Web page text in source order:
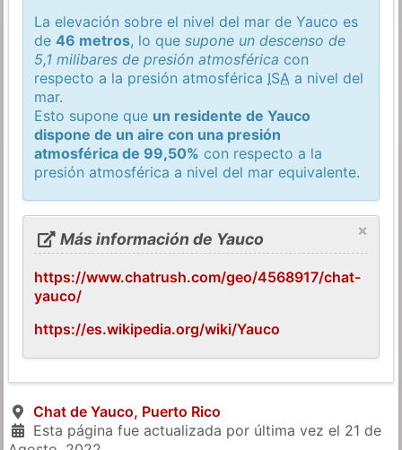
La elevación sobre el nivel del mar de Yauco es
de46 metros, lo quesupone un descenso de
5,1 milibares de presión atmosférica con
respecto a la presión atmosférica ISA a nivel del
mar.
Esto supone que un residente de Yauco
dispone de un aire con una presión
atmosférica de 99,50% con respecto a la
presión atmosférica a nivel del mar equivalente.
×
Más información de Yauco
https://www.chatrush.com/geo/4568917/chat-
yauco/
https://es.wikipedia.org/wiki/Yauco
Chat de Yauco, Puerto Rico
Esta página fue actualizada por última vez el 21 de